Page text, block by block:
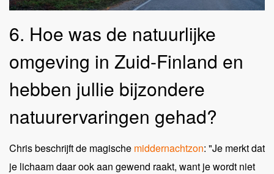
6. Hoe was de natuurlijke
omgeving in Zuid-Finland en
hebben jullie bijzondere
natuurervaringen gehad?
Chris beschrijft de magische middernachtzon: "Je merkt dat
je lichaam daar ook aan gewend raakt, want je wordt niet